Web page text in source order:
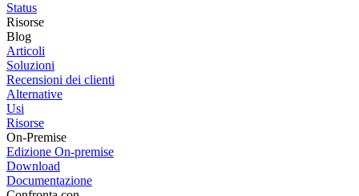
Status
Risorse
Blog
Articoli
Soluzioni
Recensioni dei clienti
Alternative
Usi
Risorse
On-Premise
Edizione On-premise
Download
Documentazione